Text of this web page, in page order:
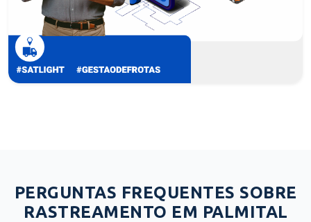
PERGUNTAS FREQUENTES SOBRE
RASTREAMENTO EM PALMITAL